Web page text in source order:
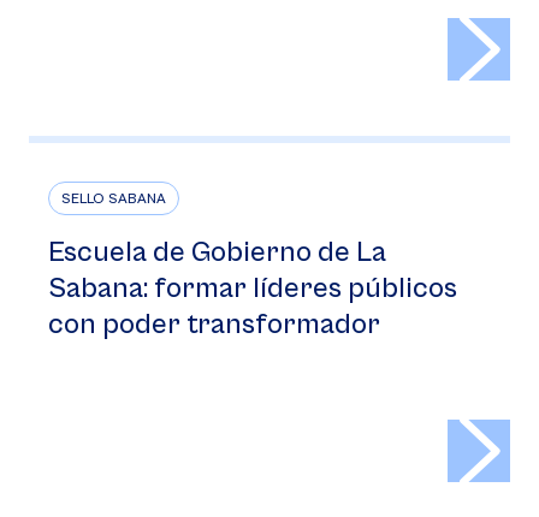
SELLO SABANA
Escuela de Gobierno de La
Sabana: formar líderes públicos
con poder transformador